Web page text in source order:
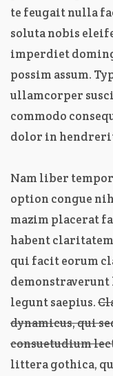
te feugait nulla
soluta nobis
imperdiet
possim assum.
ullamcorper
commodo
dolor in
Nam liber
option congue
mazim placerat
habent
qui facit eorum
legunt saepius.
dynamicus, qui
consuetudium
littera gothica,